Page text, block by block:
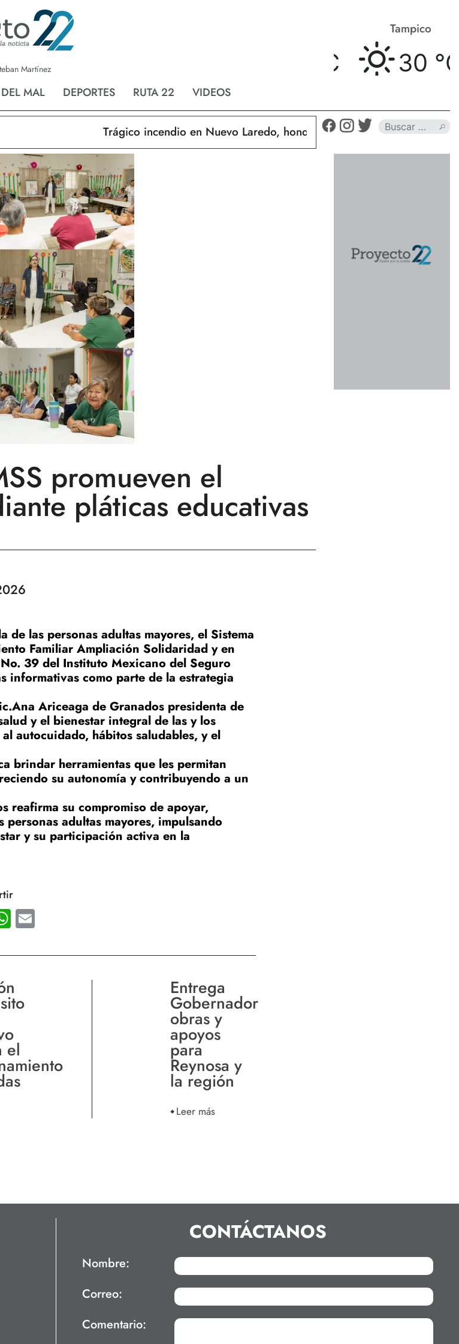
Martínez
MAL DEPORTES RUTA 22 VIDEOS
Laredo Tampico
30 °C
Trágico incendio en Nuevo Laredo, hondureño muere calcinado
promueven el
pláticas educativas
las personas adultas mayores, el Sistema
Familiar Ampliación Solidaridad y en
39 del Instituto Mexicano del Seguro
informativas como parte de la estrategia
Ariceaga de Granados presidenta de
y el bienestar integral de las y los
autocuidado, hábitos saludables, y el
brindar herramientas que les permitan
su autonomía y contribuyendo a un
reafirma su compromiso de apoyar,
adultas mayores, impulsando
y su participación activa en la
WhatsApp
el
Entrega
Gobernador
obras y
apoyos
para
Reynosa y
la región
Leer más
CONTÁCTANOS
Nombre:
Correo:
Comentario: